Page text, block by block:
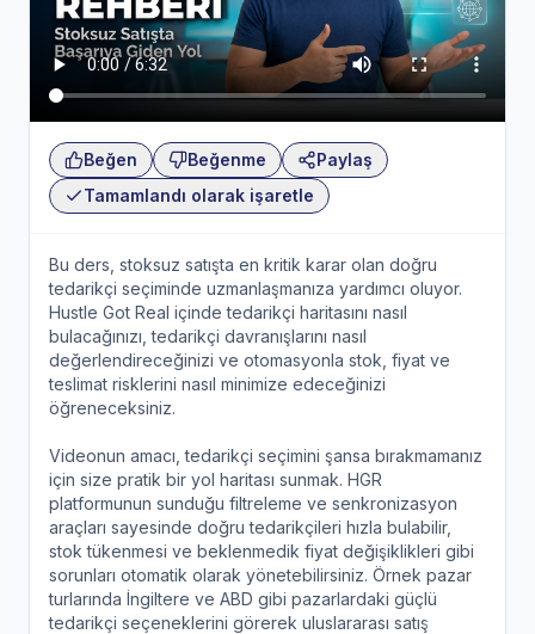
Beğen Beğenme
Paylaş
Tamamlandı olarak işaretle
Bu ders, stoksuz satışta en kritik karar olan doğru
tedarikçi seçiminde uzmanlaşmanıza yardımcı oluyor.
Hustle Got Real içinde tedarikçi haritasını nasıl
bulacağınızı, tedarikçi davranışlarını nasıl
değerlendireceğinizi ve otomasyonla stok, fiyat ve
teslimat risklerini nasıl minimize edeceğinizi
öğreneceksiniz.
Videonun amacı, tedarikçi seçimini şansa bırakmamanız
için size pratik bir yol haritası sunmak. HGR
platformunun sunduğu filtreleme ve senkronizasyon
araçları sayesinde doğru tedarikçileri hızla bulabilir,
stok tükenmesi ve beklenmedik fiyat değişiklikleri gibi
sorunları otomatik olarak yönetebilirsiniz. Örnek pazar
turlarında İngiltere ve ABD gibi pazarlardaki güçlü
tedarikçi seçeneklerini görerek uluslararası satış